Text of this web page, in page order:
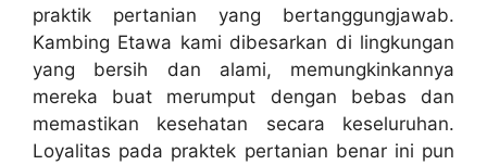
praktik pertanian yang bertanggungjawab.
Kambing Etawa kami dibesarkan di lingkungan
yang bersih dan alami, memungkinkannya
mereka buat merumput dengan bebas dan
memastikan kesehatan secara keseluruhan.
Loyalitas pada praktek pertanian benar ini pun